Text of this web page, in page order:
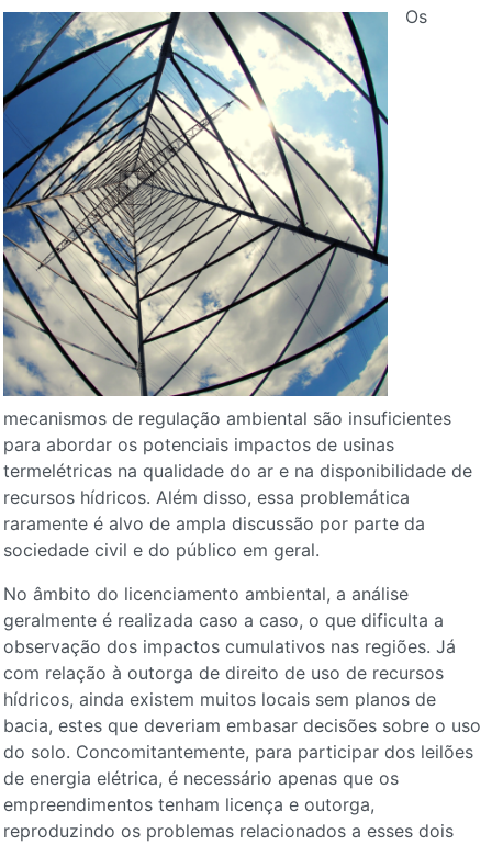
Os
mecanismos de regulação ambiental são insuficientes
para abordar os potenciais impactos de usinas
termelétricas na qualidade do ar e na disponibilidade de
recursos hídricos. Além disso, essa problemática
raramente é alvo de ampla discussão por parte da
sociedade civil e do público em geral.
No âmbito do licenciamento ambiental, a análise
geralmente é realizada caso a caso, o que dificulta a
observação dos impactos cumulativos nas regiões. Já
com relação à outorga de direito de uso de recursos
hídricos, ainda existem muitos locais sem planos de
bacia, estes que deveriam embasar decisões sobre o uso
do solo. Concomitantemente, para participar dos leilões
de energia elétrica, é necessário apenas que os
empreendimentos tenham licença e outorga,
reproduzindo os problemas relacionados a esses dois